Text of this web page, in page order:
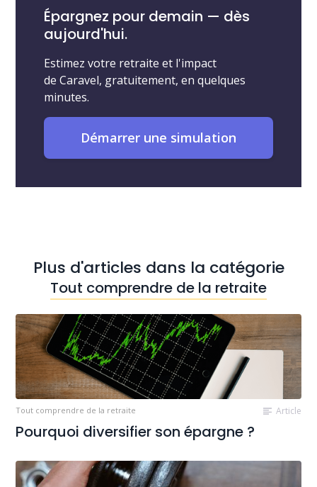
Épargnez pour demain — dès
aujourd'hui.
Estimez votre retraite et l'impact
de Caravel, gratuitement, en quelques
minutes.
Démarrer une simulation
Plus d'articles dans la catégorie
Tout comprendre de la retraite
Tout comprendre de la retraite Article
Pourquoi diversifier son épargne ?